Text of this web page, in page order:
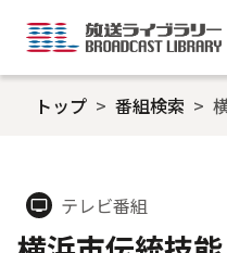
トップ 番組検索
tv テレビ番組